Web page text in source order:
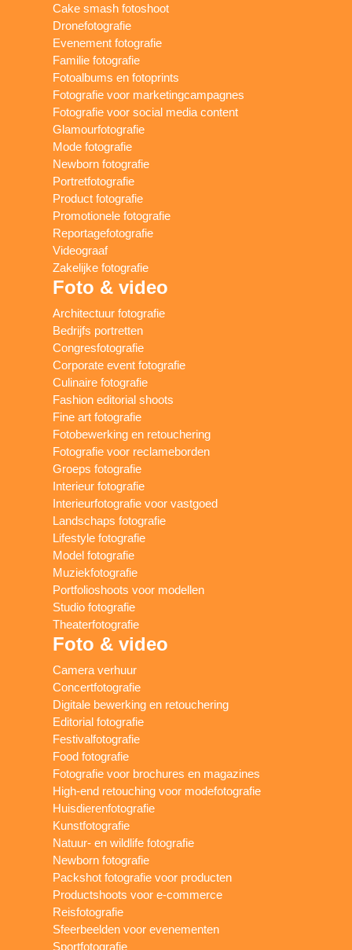
Cake smash fotoshoot
Dronefotografie
Evenement fotografie
Familie fotografie
Fotoalbums en fotoprints
Fotografie voor marketingcampagnes
Fotografie voor social media content
Glamourfotografie
Mode fotografie
Newborn fotografie
Portretfotografie
Product fotografie
Promotionele fotografie
Reportagefotografie
Videograaf
Zakelijke fotografie
Foto & video
Architectuur fotografie
Bedrijfs portretten
Congresfotografie
Corporate event fotografie
Culinaire fotografie
Fashion editorial shoots
Fine art fotografie
Fotobewerking en retouchering
Fotografie voor reclameborden
Groeps fotografie
Interieur fotografie
Interieurfotografie voor vastgoed
Landschaps fotografie
Lifestyle fotografie
Model fotografie
Muziekfotografie
Portfolioshoots voor modellen
Studio fotografie
Theaterfotografie
Foto & video
Camera verhuur
Concertfotografie
Digitale bewerking en retouchering
Editorial fotografie
Festivalfotografie
Food fotografie
Fotografie voor brochures en magazines
High-end retouching voor modefotografie
Huisdierenfotografie
Kunstfotografie
Natuur- en wildlife fotografie
Newborn fotografie
Packshot fotografie voor producten
Productshoots voor e-commerce
Reisfotografie
Sfeerbeelden voor evenementen
Sportfotografie